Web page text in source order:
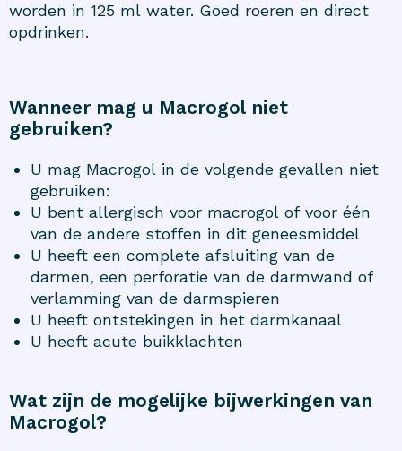
worden in 125 ml water. Goed roeren en direct
opdrinken.
Wanneer mag u Macrogol niet
gebruiken?
U mag Macrogol in de volgende gevallen niet
gebruiken:
U bent allergisch voor macrogol of voor één
van de andere stoffen in dit geneesmiddel
U heeft een complete afsluiting van de
darmen, een perforatie van de darmwand of
verlamming van de darmspieren
U heeft ontstekingen in het darmkanaal
U heeft acute buikklachten
Wat zijn de mogelijke bijwerkingen van
Macrogol?